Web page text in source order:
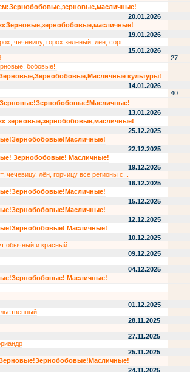
20.01.2026
19.01.2026
чечевицу, горох зеленый, лён, сорг...
15.01.2026
27
бобовые!!
культуры!
14.01.2026
40
13.01.2026
зерновые,зернобобовые,масличные!
25.12.2025
22.12.2025
Зернобобовые! Масличные!
19.12.2025
чечевицу, лён, горчицу все регионы с...
16.12.2025
15.12.2025
12.12.2025
Масличные!
10.12.2025
обычный и красный
09.12.2025
04.12.2025
Масличные!
01.12.2025
28.11.2025
27.11.2025
25.11.2025
24.11.2025